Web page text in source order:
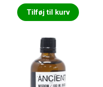
Tilføj til kurv